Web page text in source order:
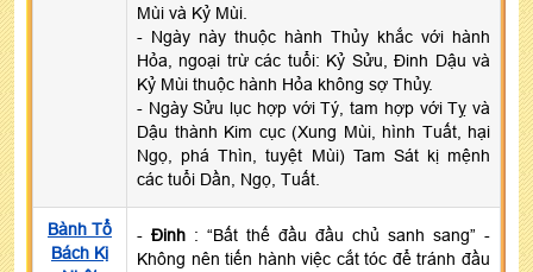
Mùi và Kỷ Mùi.
- Ngày này thuộc hành Thủy khắc với hành
Hỏa, ngoại trừ các tuổi: Kỷ Sửu, Đinh Dậu và
Kỷ Mùi thuộc hành Hỏa không sợ Thủy.
- Ngày Sửu lục hợp với Tý, tam hợp với Tỵ và
Dậu thành Kim cục (Xung Mùi, hình Tuất, hại
Ngọ, phá Thìn, tuyệt Mùi) Tam Sát kị mệnh
các tuổi Dần, Ngọ, Tuất.
Bành Tổ
Bách Kị
- Đinh : “Bất thế đầu đầu chủ sanh sang” -
Không nên tiến hành việc cắt tóc để tránh đầu